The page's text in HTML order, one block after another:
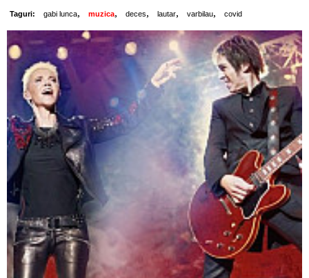
Taguri: gabi lunca, muzica, deces, lautar, varbilau, covid